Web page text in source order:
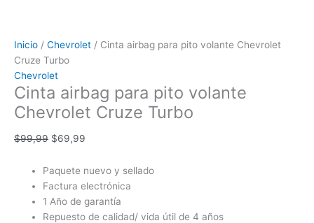
Inicio / Chevrolet / Cinta airbag para pito volante Chevrolet
Cruze Turbo
Chevrolet
Cinta airbag para pito volante
Chevrolet Cruze Turbo
$99,99 $69,99
Paquete nuevo y sellado
Factura electrónica
1 Año de garantía
Repuesto de calidad/ vida útil de 4 años